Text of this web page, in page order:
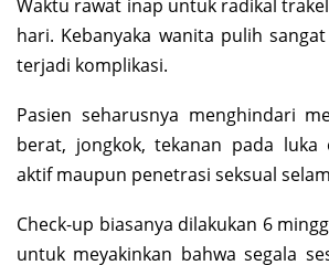
Waktu rawat inap untuk radikal
hari. Kebanyaka wanita pulih
terjadi komplikasi.
Pasien seharusnya menghindari
berat, jongkok, tekanan pada luka
aktif maupun penetrasi seksual
Check-up biasanya dilakukan 6
untuk meyakinkan bahwa segala